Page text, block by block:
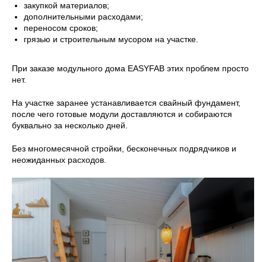
закупкой материалов;
дополнительными расходами;
переносом сроков;
грязью и строительным мусором на участке.
При заказе модульного дома EASYFAB этих проблем просто
нет.
На участке заранее устанавливается свайный фундамент,
после чего готовые модули доставляются и собираются
буквально за несколько дней.
Без многомесячной стройки, бесконечных подрядчиков и
неожиданных расходов.